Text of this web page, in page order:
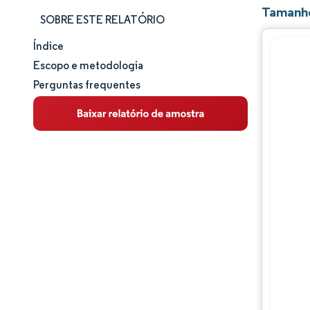
SOBRE ESTE RELATÓRIO
Tamanho e participação de mercado
Análise de mercado
Tendências e insights
Índice
Escopo e metodologia
Perguntas frequentes